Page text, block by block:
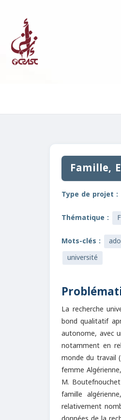
Famille,
Type de projet :
Thématique :
Mots-clés :
université
La recherche
bond qualitatif
autonome, avec
notamment en
monde du travail
femme
M.
famille
relativement